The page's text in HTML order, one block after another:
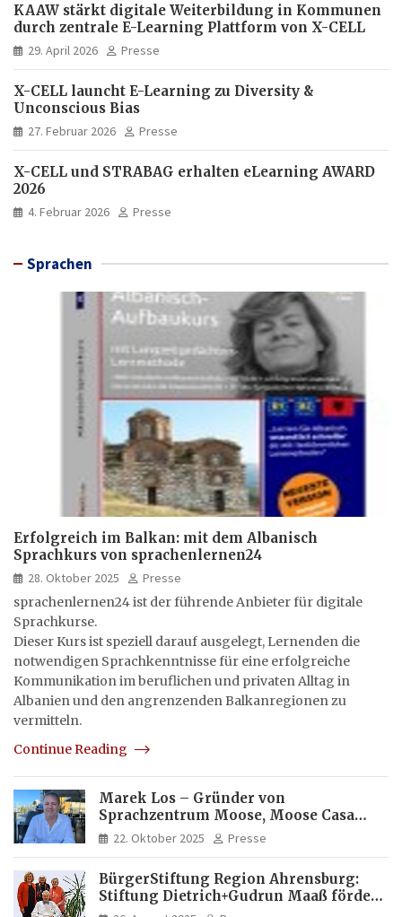
KAAW stärkt digitale Weiterbildung in Kommunen
durch zentrale E-Learning Plattform von X-CELL
29. April 2026 Presse
X-CELL launcht E-Learning zu Diversity &
Unconscious Bias
27. Februar 2026 Presse
X-CELL und STRABAG erhalten eLearning AWARD
2026
4. Februar 2026 Presse
Sprachen
Erfolgreich im Balkan: mit dem Albanisch
Sprachkurs von sprachenlernen24
28. Oktober 2025
Presse
sprachenlernen24 ist der führende Anbieter für digitale
Sprachkurse.
Dieser Kurs ist speziell darauf ausgelegt, Lernenden die
notwendigen Sprachkenntnisse für eine erfolgreiche
Kommunikation im beruflichen und privaten Alltag in
Albanien und den angrenzenden Balkanregionen zu
vermitteln.
Continue Reading
Marek Los – Gründer von
Sprachzentrum Moose, Moose Casa
Italia und Apartamento Brasil |
Internationaler Experte für Bildung
22. Oktober 2025 Presse
BürgerStiftung Region Ahrensburg:
Stiftung Dietrich+Gudrun Maaß fördert
Deutschkenntnisse von Frauen